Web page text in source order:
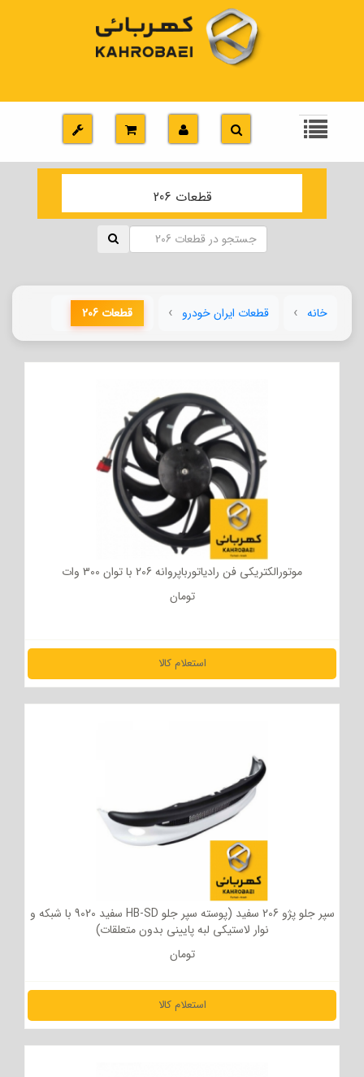
قطعات 206
خانه قطعات ایران خودرو قطعات 206
موتورالکتریکی فن رادیاتورباپروانه 206 با توان 300 وات
تومان
استعلام کالا
مشاهده جزئیات
سپر جلو پژو 206 سفید (پوسته سپر جلو HB-SD سفید 9020 با شبکه و
نوار لاستیکی لبه پایینی بدون متعلقات)
تومان
استعلام کالا
مشاهده جزئیات